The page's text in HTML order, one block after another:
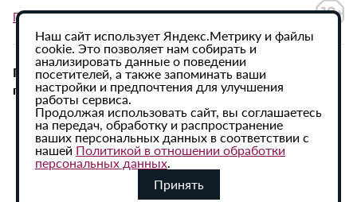
Политика в отношении обработки персональных данных
При использовании материалов сайта активная
гиперссылка на ИА «Регион 64» обязательна.
Наш сайт использует Яндекс.Метрику и файлы
cookie. Это позволяет нам собирать и
анализировать данные о поведении
посетителей, а также запоминать ваши
настройки и предпочтения для улучшения
работы сервиса.
Продолжая использовать сайт, вы соглашаетесь
на передач, обработку и распространение
ваших персональных данных в соответствии с
нашей Политикой в отношении обработки
персональных данных.
Принять